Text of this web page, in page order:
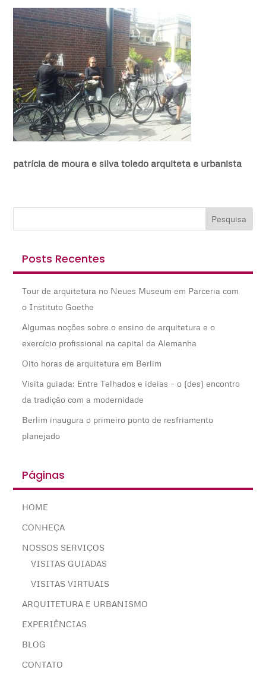
patrícia de moura e silva toledo arquiteta e urbanista
Posts Recentes
Tour de arquitetura no Neues Museum em Parceria com
o Instituto Goethe
Algumas noções sobre o ensino de arquitetura e o
exercício profissional na capital da Alemanha
Oito horas de arquitetura em Berlim
Visita guiada: Entre Telhados e ideias – o (des) encontro
da tradição com a modernidade
Berlim inaugura o primeiro ponto de resfriamento
planejado
Páginas
HOME
CONHEÇA
NOSSOS SERVIÇOS
VISITAS GUIADAS
VISITAS VIRTUAIS
ARQUITETURA E URBANISMO
EXPERIÊNCIAS
BLOG
CONTATO